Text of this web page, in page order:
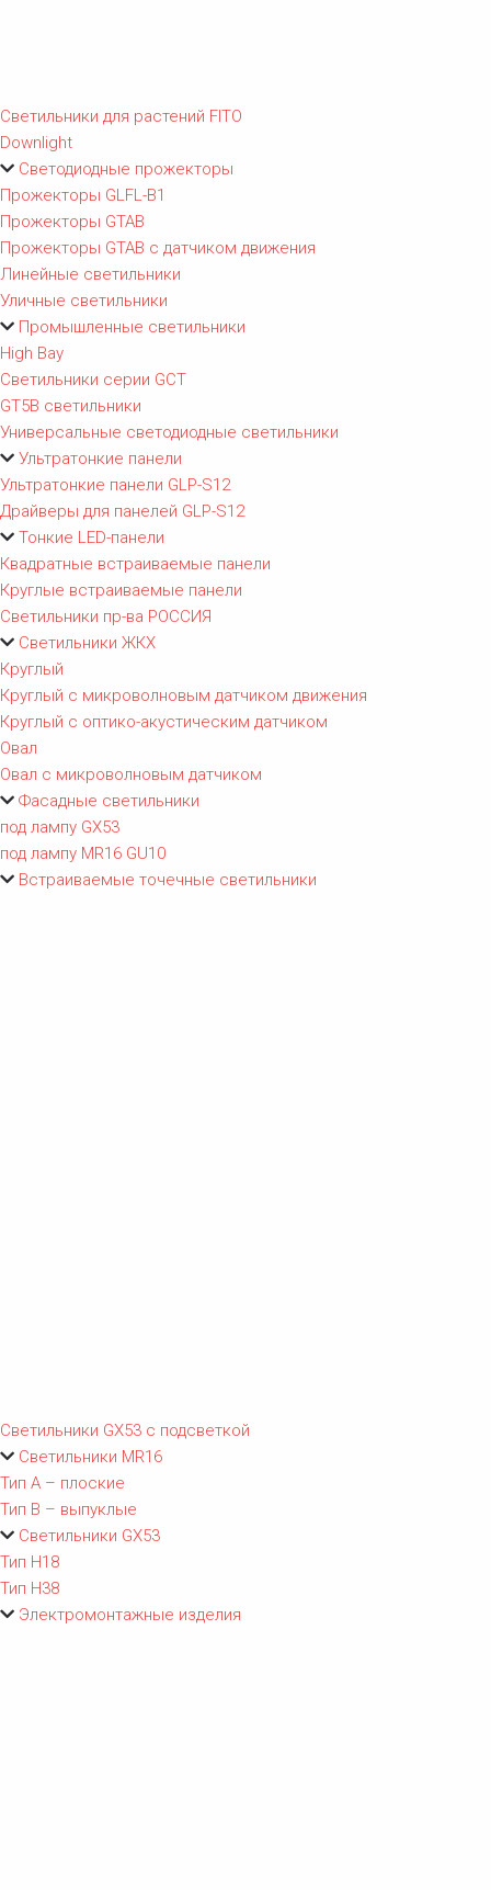
Светильники для растений FITO
Downlight
Светодиодные прожекторы
Прожекторы GLFL-B1
Прожекторы GTAB
Прожекторы GTAB с датчиком движения
Линейные светильники
Уличные светильники
Промышленные светильники
High Bay
Светильники серии GCT
GT5B светильники
Универсальные светодиодные светильники
Ультратонкие панели
Ультратонкие панели GLP-S12
Драйверы для панелей GLP-S12
Тонкие LED-панели
Квадратные встраиваемые панели
Круглые встраиваемые панели
Светильники пр-ва РОССИЯ
Светильники ЖКХ
Круглый
Круглый с микроволновым датчиком движения
Круглый с оптико-акустическим датчиком
Овал
Овал с микроволновым датчиком
Фасадные светильники
под лампу GX53
под лампу MR16 GU10
Встраиваемые точечные светильники
Светильники GX53 с подсветкой
Светильники MR16
Тип A – плоские
Тип B – выпуклые
Светильники GX53
Тип Н18
Тип Н38
Электромонтажные изделия